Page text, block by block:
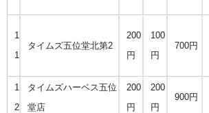
1
1
タイムズ五位堂北第2
200
円
100
円
700円
1
2
タイムズハーベス五位
堂店
200
円
200
円
900円